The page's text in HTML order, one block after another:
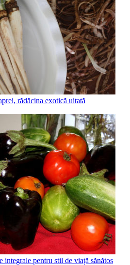
rădăcina exotică uitată
integrale pentru stil de viață sănătos